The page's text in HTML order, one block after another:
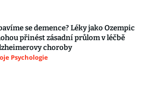
se demence? Léky jako Ozempic
přinést zásadní průlom v léčbě
choroby
Psychologie